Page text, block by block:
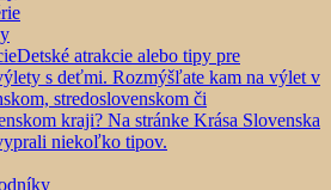
Detské atrakcie alebo tipy pre
s deťmi. Rozmýšľate kam na výlet v
stredoslovenskom či
kraji? Na stránke Krása Slovenska
niekoľko tipov.